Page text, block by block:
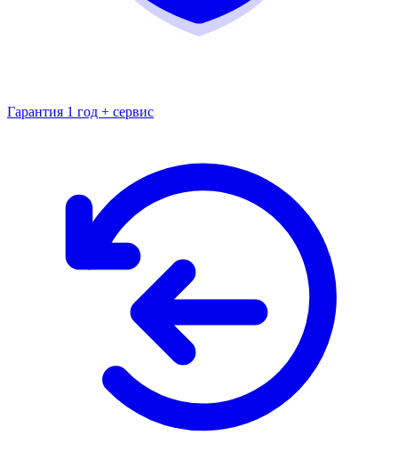
Гарантия 1 год + сервис